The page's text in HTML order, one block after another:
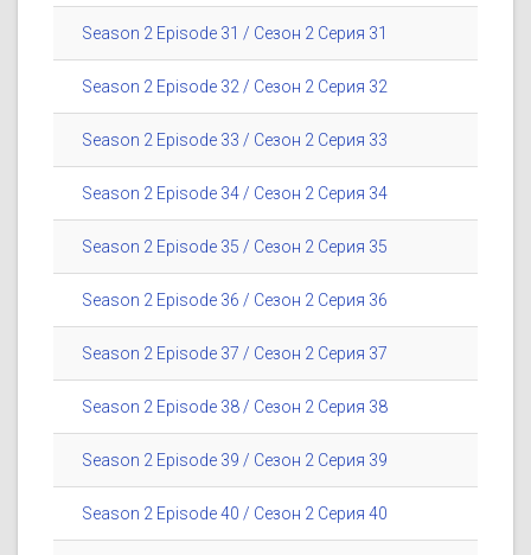
Season 2 Episode 31 / Сезон 2 Серия 31
Season 2 Episode 32 / Сезон 2 Серия 32
Season 2 Episode 33 / Сезон 2 Серия 33
Season 2 Episode 34 / Сезон 2 Серия 34
Season 2 Episode 35 / Сезон 2 Серия 35
Season 2 Episode 36 / Сезон 2 Серия 36
Season 2 Episode 37 / Сезон 2 Серия 37
Season 2 Episode 38 / Сезон 2 Серия 38
Season 2 Episode 39 / Сезон 2 Серия 39
Season 2 Episode 40 / Сезон 2 Серия 40